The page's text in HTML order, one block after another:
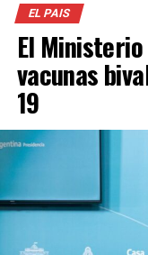
EL PAIS
El
vacunas
19